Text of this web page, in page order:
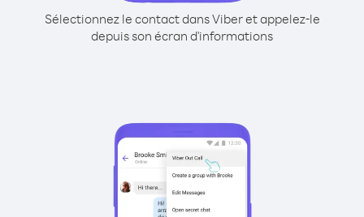
Sélectionnez le contact dans Viber et appelez-le
depuis son écran d'informations